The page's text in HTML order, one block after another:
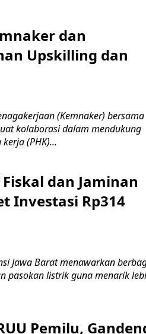
dan
Upskilling dan
(Kemnaker) bersama
kolaborasi dalam mendukung
(PHK)...
dan Jaminan
Investasi Rp314
Jawa Barat menawarkan
pasokan listrik guna menarik
Pemilu,